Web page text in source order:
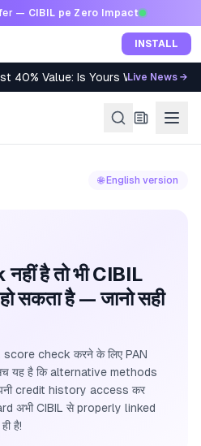
— CIBIL pe Zero Impact
INSTALL
40% Value: Is Yours Worth It?
Live News →
🌐 English version
है तो भी CIBIL
सकता है — जानो सही
score check करने के लिए PAN
यह है कि alternative methods
credit history access कर
अभी CIBIL से properly linked
है!